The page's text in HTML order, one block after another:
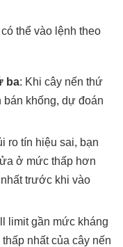
thể vào lệnh theo
ba: Khi cây nến thứ
bán khống, dự đoán
ro tín hiệu sai, bạn
ở mức thấp hơn
trước khi vào
limit gần mức kháng
nhất của cây nến